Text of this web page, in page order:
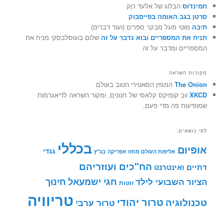
חמינדוס הבלוג של אלעד רוֶק
סרטן בגב האומה בפייסבוק
תיבה מוטי פוגל מבקר ספרים (ועוד דברים)
תניח את המספריים ובוא נדבר על זה שלום בוגוסלבסקי מניח את
המספריים ומדבר על זה
מקורות השראה
The Onion המגזין הסאטירי הטוב בעולם
XKCD ווב קומיקס קלאסי של חנונים, ומקור השראה לדיאגרמות
שמופיעות פה מדי פעם.
לפי נושאים:
אופיום אליפות העולם מחוז אפריקה בג"ץ בכללי גנדי
דתיים ואינטרנט הח"כים ועוזריהם
הציור השבועי לילד זוטות חגי ישמעאל חינוך
טכנולוגיה טרור יהודי טרור ערבי טריוויה